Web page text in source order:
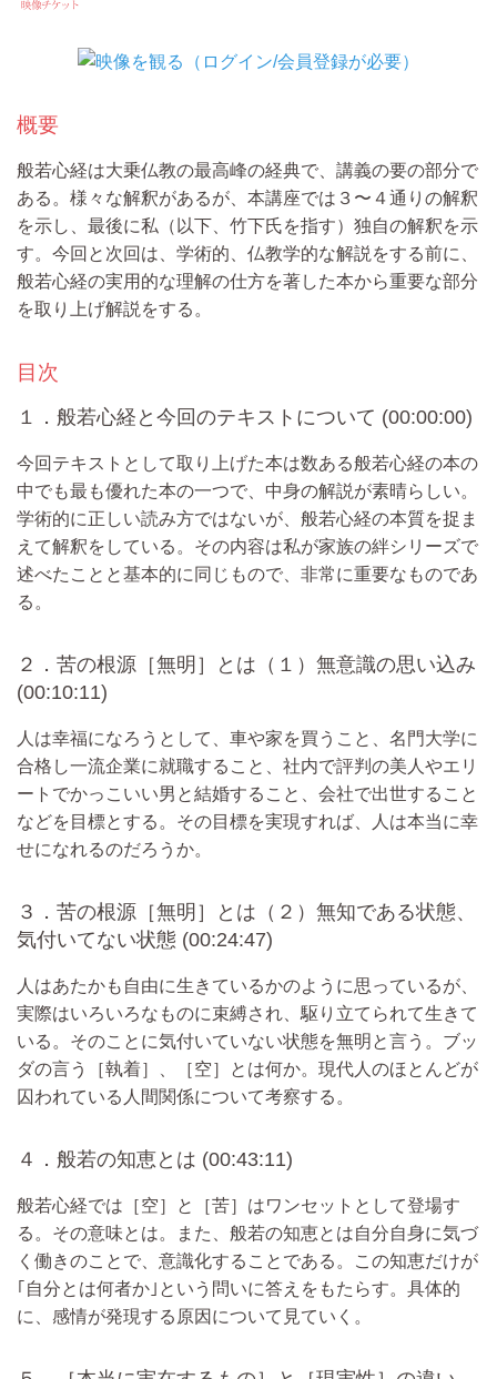
概要
般若心経は大乗仏教の最高峰の経典で、講義の要の部分で
ある。様々な解釈があるが、本講座では３〜４通りの解釈
を示し、最後に私（以下、竹下氏を指す）独自の解釈を示
す。今回と次回は、学術的、仏教学的な解説をする前に、
般若心経の実用的な理解の仕方を著した本から重要な部分
を取り上げ解説をする。
目次
１．般若心経と今回のテキストについて (00:00:00)
今回テキストとして取り上げた本は数ある般若心経の本の
中でも最も優れた本の一つで、中身の解説が素晴らしい。
学術的に正しい読み方ではないが、般若心経の本質を捉ま
えて解釈をしている。その内容は私が家族の絆シリーズで
述べたことと基本的に同じもので、非常に重要なものであ
る。
２．苦の根源［無明］とは（１）無意識の思い込み
(00:10:11)
人は幸福になろうとして、車や家を買うこと、名門大学に
合格し一流企業に就職すること、社内で評判の美人やエリ
ートでかっこいい男と結婚すること、会社で出世すること
などを目標とする。その目標を実現すれば、人は本当に幸
せになれるのだろうか。
３．苦の根源［無明］とは（２）無知である状態、
気付いてない状態 (00:24:47)
人はあたかも自由に生きているかのように思っているが、
実際はいろいろなものに束縛され、駆り立てられて生きて
いる。そのことに気付いていない状態を無明と言う。ブッ
ダの言う［執着］、［空］とは何か。現代人のほとんどが
囚われている人間関係について考察する。
４．般若の知恵とは (00:43:11)
般若心経では［空］と［苦］はワンセットとして登場す
る。その意味とは。また、般若の知恵とは自分自身に気づ
く働きのことで、意識化することである。この知恵だけが
｢自分とは何者か｣という問いに答えをもたらす。具体的
に、感情が発現する原因について見ていく。